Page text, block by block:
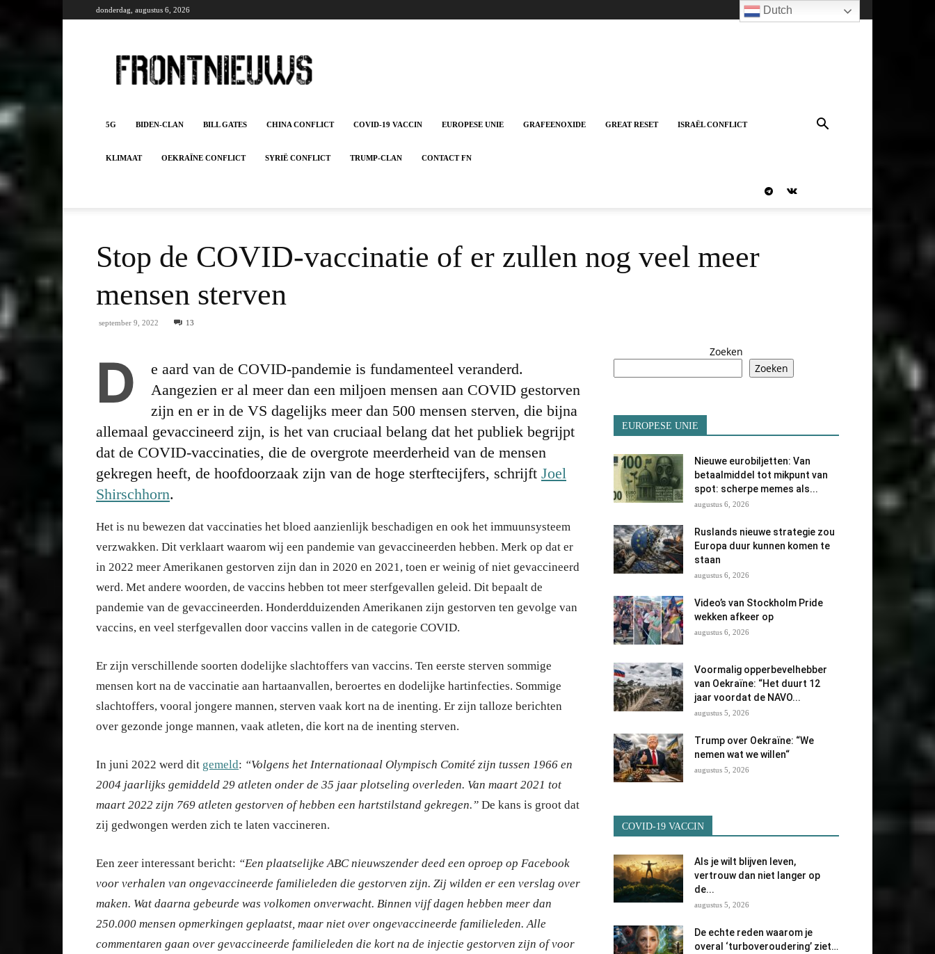
donderdag, augustus 6, 2026
5G BIDEN-CLAN BILL GATES CHINA CONFLICT COVID-19 VACCIN EUROPESE UNIE GRAFEENOXIDE GREAT RESET ISRAËL CONFLICT
KLIMAAT OEKRAÏNE CONFLICT SYRIË CONFLICT TRUMP-CLAN CONTACT FN
Stop de COVID-vaccinatie of er zullen nog veel meer
mensen sterven
september 9, 2022 13
D
e aard van de COVID-pandemie is fundamenteel veranderd.
Aangezien er al meer dan een miljoen mensen aan COVID gestorven
zijn en er in de VS dagelijks meer dan 500 mensen sterven, die bijna
allemaal gevaccineerd zijn, is het van cruciaal belang dat het publiek begrijpt
dat de COVID-vaccinaties, die de overgrote meerderheid van de mensen
gekregen heeft, de hoofdoorzaak zijn van de hoge sterftecijfers, schrijft Joel
Shirschhorn.
Het is nu bewezen dat vaccinaties het bloed aanzienlijk beschadigen en ook het immuunsysteem
verzwakken. Dit verklaart waarom wij een pandemie van gevaccineerden hebben. Merk op dat er
in 2022 meer Amerikanen gestorven zijn dan in 2020 en 2021, toen er weinig of niet gevaccineerd
werd. Met andere woorden, de vaccins hebben tot meer sterfgevallen geleid. Dit bepaalt de
pandemie van de gevaccineerden. Honderdduizenden Amerikanen zijn gestorven ten gevolge van
vaccins, en veel sterfgevallen door vaccins vallen in de categorie COVID.
Er zijn verschillende soorten dodelijke slachtoffers van vaccins. Ten eerste sterven sommige
mensen kort na de vaccinatie aan hartaanvallen, beroertes en dodelijke hartinfecties. Sommige
slachtoffers, vooral jongere mannen, sterven vaak kort na de inenting. Er zijn talloze berichten
over gezonde jonge mannen, vaak atleten, die kort na de inenting sterven.
In juni 2022 werd dit gemeld: “Volgens het Internationaal Olympisch Comité zijn tussen 1966 en
2004 jaarlijks gemiddeld 29 atleten onder de 35 jaar plotseling overleden. Van maart 2021 tot
maart 2022 zijn 769 atleten gestorven of hebben een hartstilstand gekregen.” De kans is groot dat
zij gedwongen werden zich te laten vaccineren.
Een zeer interessant bericht: “Een plaatselijke ABC nieuwszender deed een oproep op Facebook
voor verhalen van ongevaccineerde familieleden die gestorven zijn. Zij wilden er een verslag over
maken. Wat daarna gebeurde was volkomen onverwacht. Binnen vijf dagen hebben meer dan
250.000 mensen opmerkingen geplaatst, maar niet over ongevaccineerde familieleden. Alle
commentaren gaan over gevaccineerde familieleden die kort na de injectie gestorven zijn of voor
Zoeken
Zoeken
EUROPESE UNIE
Nieuwe eurobiljetten: Van
betaalmiddel tot mikpunt van
spot: scherpe memes als...
augustus 6, 2026
Ruslands nieuwe strategie zou
Europa duur kunnen komen te
staan
augustus 6, 2026
Video’s van Stockholm Pride
wekken afkeer op
augustus 6, 2026
Voormalig opperbevelhebber
van Oekraïne: “Het duurt 12
jaar voordat de NAVO...
augustus 5, 2026
Trump over Oekraïne: “We
nemen wat we willen“
augustus 5, 2026
COVID-19 VACCIN
Als je wilt blijven leven,
vertrouw dan niet langer op
de...
augustus 5, 2026
De echte reden waarom je
overal ‘turboveroudering’ ziet…
Dutch